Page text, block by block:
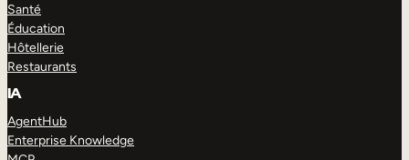
Santé
Éducation
Hôtellerie
Restaurants
IA
AgentHub
Enterprise Knowledge